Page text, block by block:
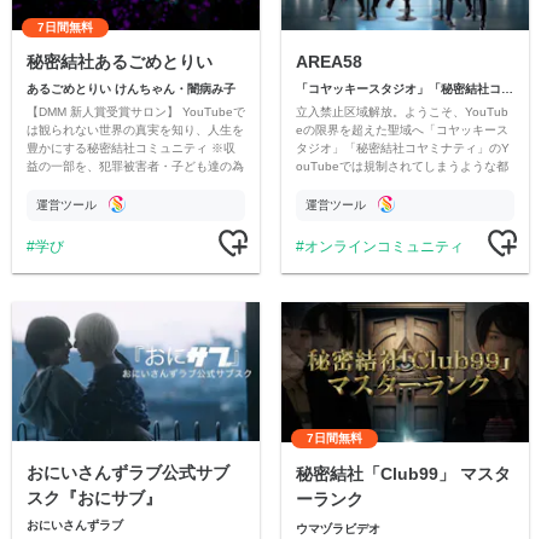
7日間無料
秘密結社あるごめとりい
あるごめとりい けんちゃん・闇病み子
【DMM 新人賞受賞サロン】 YouTubeで
は観られない世界の真実を知り、人生を
豊かにする秘密結社コミュニティ ※収
益の一部を、犯罪被害者・子ども達の為
す運営ツール
学び
AREA58
立入禁止区域解放。ようこそ、YouTub
eの限界を超えた聖域へ「コヤッキース
タジオ」「秘密結社コヤミナティ」のY
ouTubeでは規制されてしまうような都
公開。
運営ツール
オンラインコミュニティ
おにいさんずラブ公式サブ
スク『おにサブ』
おにいさんずラブ
7日間無料
秘密結社「Club99」 マスタ
ーランク
ウマヅラビデオ